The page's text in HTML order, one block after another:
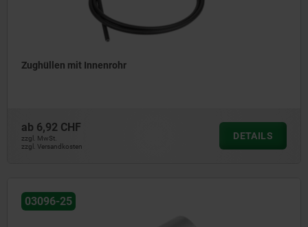
Zughüllen mit Innenrohr
ab 6,92 CHF
zzgl. MwSt.
zzgl. Versandkosten
DETAILS
03096-25